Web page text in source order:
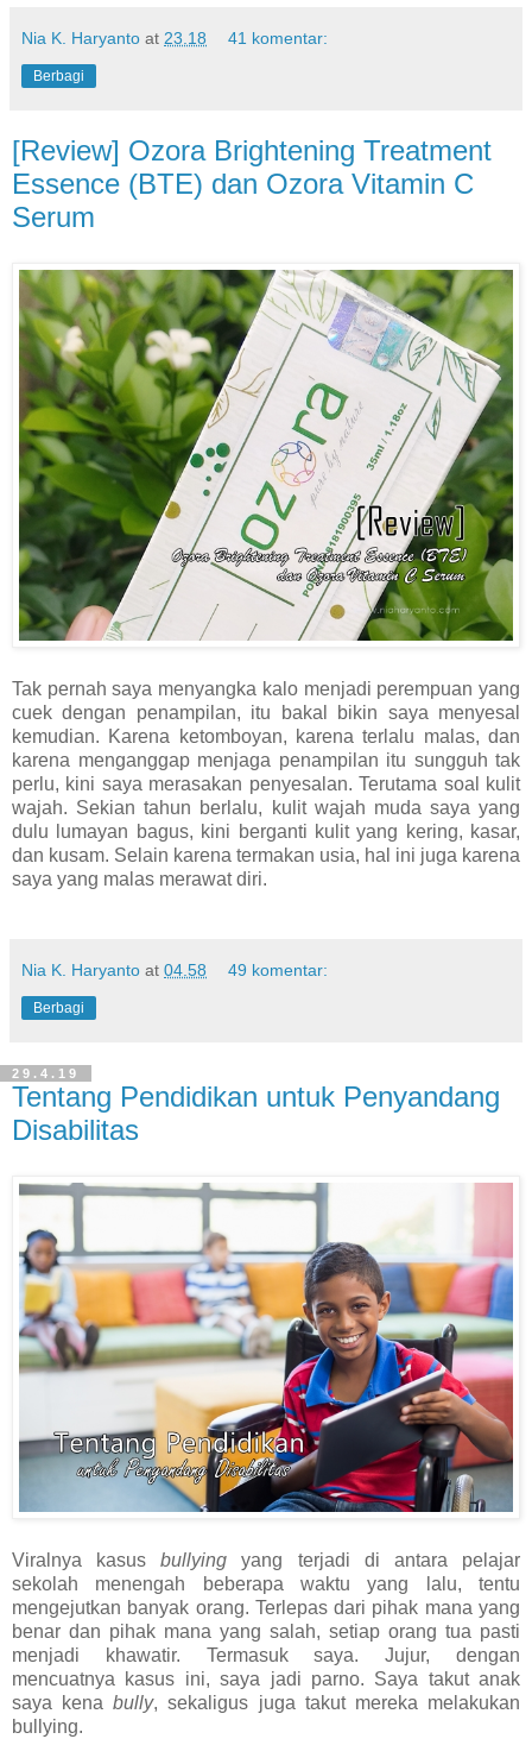
Nia K. Haryanto at 23.18 41 komentar:
Berbagi
[Review] Ozora Brightening Treatment
Essence (BTE) dan Ozora Vitamin C
Serum
Tak pernah saya menyangka kalo menjadi perempuan yang
cuek dengan penampilan, itu bakal bikin saya menyesal
kemudian. Karena ketomboyan, karena terlalu malas, dan
karena menganggap menjaga penampilan itu sungguh tak
perlu, kini saya merasakan penyesalan. Terutama soal kulit
wajah. Sekian tahun berlalu, kulit wajah muda saya yang
dulu lumayan bagus, kini berganti kulit yang kering, kasar,
dan kusam. Selain karena termakan usia, hal ini juga karena
saya yang malas merawat diri.
Nia K. Haryanto at 04.58 49 komentar:
Berbagi
29.4.19
Tentang Pendidikan untuk Penyandang
Disabilitas
Viralnya kasusbullyingyang terjadi di antara pelajar
sekolah menengah beberapa waktu yang lalu, tentu
mengejutkan banyak orang. Terlepas dari pihak mana yang
benar dan pihak mana yang salah, setiap orang tua pasti
menjadi khawatir. Termasuk saya. Jujur, dengan
mencuatnya kasus ini, saya jadi parno. Saya takut anak
saya kenabully, sekaligus juga takut mereka melakukan
bullying.